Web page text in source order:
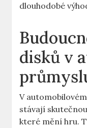
dlouhodobé
disků v
V
stávají
⁢které mění hru.